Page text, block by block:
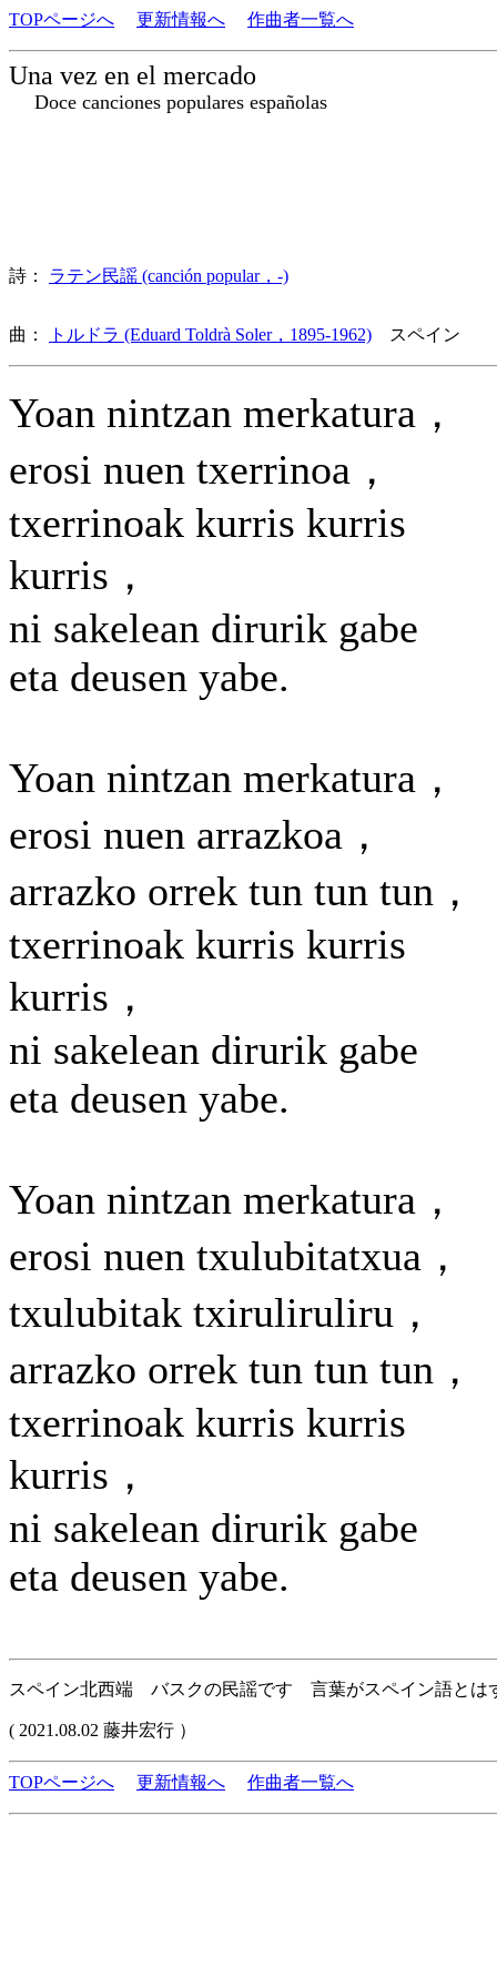
TOPページへ 更新情報へ 作曲者一覧へ
Una vez en el mercado
Doce canciones populares españolas
詩： ラテン民謡 (canción popular，-)
曲： トルドラ (Eduard Toldrà Soler，1895-1962) スペイン 歌
Yoan nintzan merkatura，
erosi nuen txerrinoa，
txerrinoak kurris kurris
kurris，
ni sakelean dirurik gabe
eta deusen yabe.
Yoan nintzan merkatura，
erosi nuen arrazkoa，
arrazko orrek tun tun tun，
txerrinoak kurris kurris
kurris，
ni sakelean dirurik gabe
eta deusen yabe.
Yoan nintzan merkatura，
erosi nuen txulubitatxua，
txulubitak txiruliruliru，
arrazko orrek tun tun tun，
txerrinoak kurris kurris
kurris，
ni sakelean dirurik gabe
eta deusen yabe.
スペイン北西端 バスクの民謡です 言葉がスペイン語とは
( 2021.08.02 藤井宏行 ）
TOPページへ 更新情報へ 作曲者一覧へ